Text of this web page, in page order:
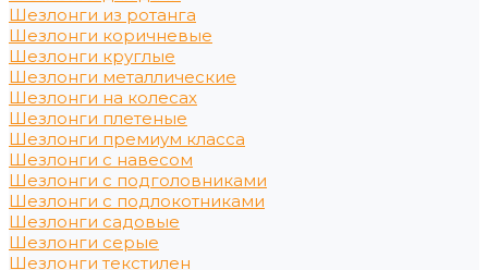
Шезлонги из ротанга
Шезлонги коричневые
Шезлонги круглые
Шезлонги металлические
Шезлонги на колесах
Шезлонги плетеные
Шезлонги премиум класса
Шезлонги с навесом
Шезлонги с подголовниками
Шезлонги с подлокотниками
Шезлонги садовые
Шезлонги серые
Шезлонги текстилен